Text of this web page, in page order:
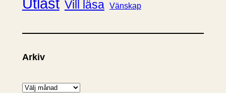
Vill läsa Vänskap
Arkiv
A